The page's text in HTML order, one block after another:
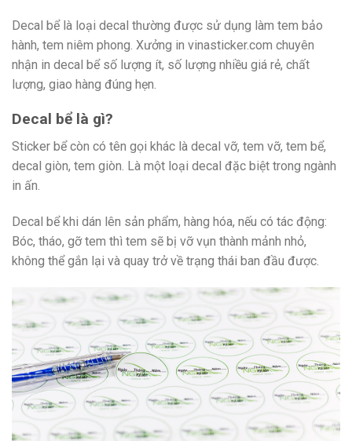
Decal bể là loại decal thường được sử dụng làm tem bảo
hành, tem niêm phong. Xưởng in vinasticker.com chuyên
nhận in decal bể số lượng ít, số lượng nhiều giá rẻ, chất
lượng, giao hàng đúng hẹn.
Decal bể là gì?
Sticker bể còn có tên gọi khác là decal vỡ, tem vỡ, tem bể,
decal giòn, tem giòn. Là một loại decal đặc biệt trong ngành
in ấn.
Decal bể khi dán lên sản phẩm, hàng hóa, nếu có tác động:
Bóc, tháo, gỡ tem thì tem sẽ bị vỡ vụn thành mảnh nhỏ,
không thể gắn lại và quay trở về trạng thái ban đầu được.